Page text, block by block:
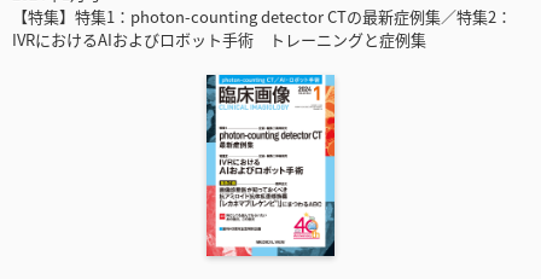
【特集】特集1：photon-counting detector CTの最新症例集／特集2：
IVRにおけるAIおよびロボット手術 トレーニングと症例集